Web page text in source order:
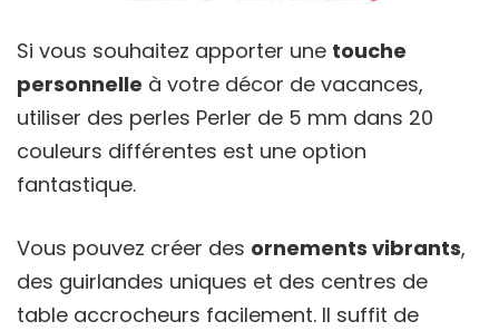
Si vous souhaitez apporter une touche
personnelle à votre décor de vacances,
utiliser des perles Perler de 5 mm dans 20
couleurs différentes est une option
fantastique.
Vous pouvez créer des ornements vibrants,
des guirlandes uniques et des centres de
table accrocheurs facilement. Il suffit de